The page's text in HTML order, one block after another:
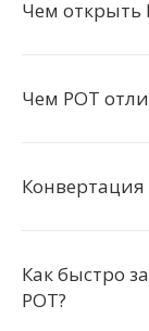
Чем открыть
Чем POT
Конвертация
Как быстро
POT?